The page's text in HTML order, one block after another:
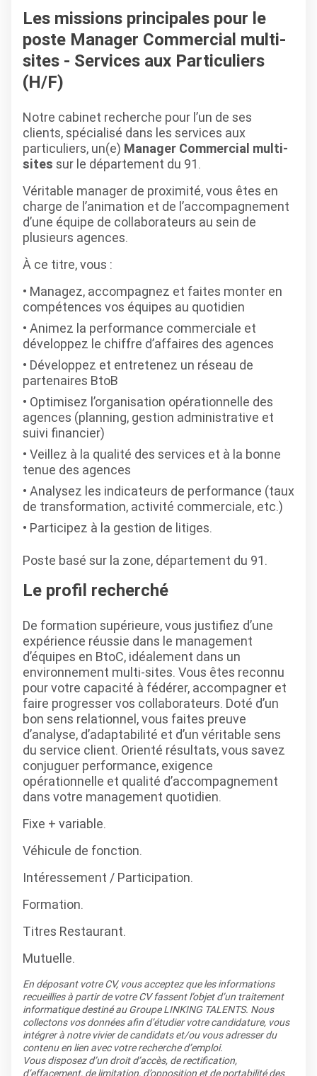
Les missions principales pour le
poste Manager Commercial multi-
sites - Services aux Particuliers
(H/F)
Notre cabinet recherche pour l’un de ses
clients, spécialisé dans les services aux
particuliers, un(e) Manager Commercial multi-
sites sur le département du 91.
Véritable manager de proximité, vous êtes en
charge de l’animation et de l’accompagnement
d’une équipe de collaborateurs au sein de
plusieurs agences.
À ce titre, vous :
Managez, accompagnez et faites monter en
compétences vos équipes au quotidien
Animez la performance commerciale et
développez le chiffre d’affaires des agences
Développez et entretenez un réseau de
partenaires BtoB
Optimisez l’organisation opérationnelle des
agences (planning, gestion administrative et
suivi financier)
Veillez à la qualité des services et à la bonne
tenue des agences
Analysez les indicateurs de performance (taux
de transformation, activité commerciale, etc.)
Participez à la gestion de litiges.
Poste basé sur la zone, département du 91.
Le profil recherché
De formation supérieure, vous justifiez d’une
expérience réussie dans le management
d’équipes en BtoC, idéalement dans un
environnement multi-sites. Vous êtes reconnu
pour votre capacité à fédérer, accompagner et
faire progresser vos collaborateurs. Doté d’un
bon sens relationnel, vous faites preuve
d’analyse, d’adaptabilité et d’un véritable sens
du service client. Orienté résultats, vous savez
conjuguer performance, exigence
opérationnelle et qualité d’accompagnement
dans votre management quotidien.
Fixe + variable.
Véhicule de fonction.
Intéressement / Participation.
Formation.
Titres Restaurant.
Mutuelle.
En déposant votre CV, vous acceptez que les informations
recueillies à partir de votre CV fassent l’objet d’un traitement
informatique destiné au Groupe LINKING TALENTS. Nous
collectons vos données afin d’étudier votre candidature, vous
intégrer à notre vivier de candidats et/ou vous adresser du
contenu en lien avec votre recherche d’emploi.
Vous disposez d’un droit d’accès, de rectification,
d’effacement, de limitation, d’opposition et de portabilité des